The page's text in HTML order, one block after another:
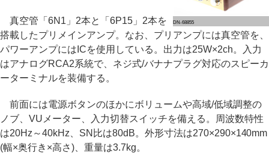
DN-68855
真空管「6N1」2本と「6P15」2本を
搭載したプリメインアンプ。なお、プリアンプには真空管を、
パワーアンプにはICを使用している。出力は25W×2ch。入力
はアナログRCA2系統で、ネジ式/バナナプラグ対応のスピーカ
ーターミナルを装備する。
前面には電源ボタンのほかにボリュームや高域/低域調整の
ノブ、VUメーター、入力切替スイッチを備える。周波数特性
は20Hz～40kHz、SN比は80dB。外形寸法は270×290×140mm
(幅×奥行き×高さ)、重量は3.7kg。